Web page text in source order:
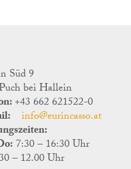
Süd 9
bei Hallein
+43 662 621522-0
info@eurincasso.at
7:30 – 16:30 Uhr
– 12.00 Uhr